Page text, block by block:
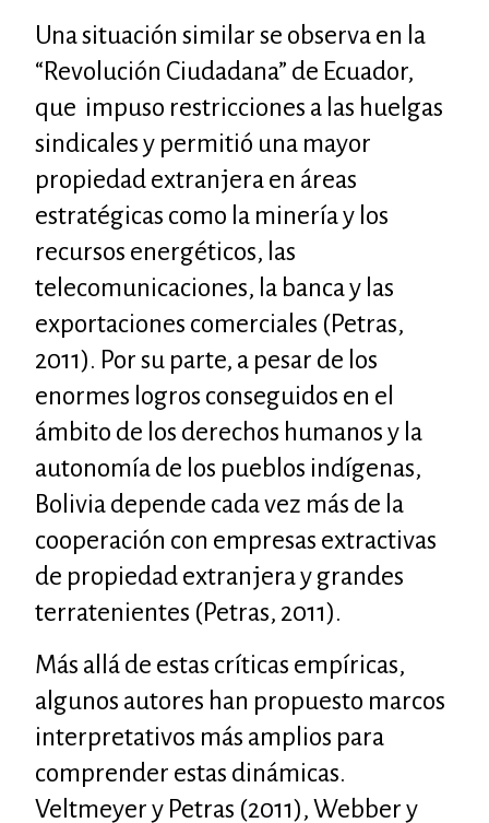
Una situación similar se observa en la
“Revolución Ciudadana” de Ecuador,
que impuso restricciones a las huelgas
sindicales y permitió una mayor
propiedad extranjera en áreas
estratégicas como la minería y los
recursos energéticos, las
telecomunicaciones, la banca y las
exportaciones comerciales (Petras,
2011). Por su parte, a pesar de los
enormes logros conseguidos en el
ámbito de los derechos humanos y la
autonomía de los pueblos indígenas,
Bolivia depende cada vez más de la
cooperación con empresas extractivas
de propiedad extranjera y grandes
terratenientes (Petras, 2011).
Más allá de estas críticas empíricas,
algunos autores han propuesto marcos
interpretativos más amplios para
comprender estas dinámicas.
Veltmeyer y Petras (2011), Webber y